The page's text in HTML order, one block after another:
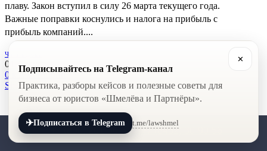
плаву. Закон вступил в силу 26 марта текущего года.
Важные поправки коснулись и налога на прибыль с
прибыль компаний....
Читать далее
01
Август
0
комментарии
Share
VK
Sticky
✕
Подписывайтесь на Telegram-канал
Практика, разборы кейсов и полезные советы для
бизнеса от юристов «Шмелёва и Партнёры».
✈Подписаться в Telegram t.me/lawshmel
+7 (800) 201-56-52 +7 (8452) 30-90-56